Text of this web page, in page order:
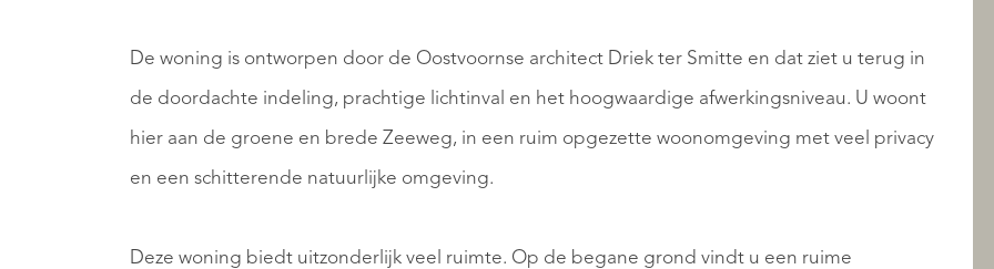
De woning is ontworpen door de Oostvoornse architect Driek ter Smitte en dat ziet u terug in
de doordachte indeling, prachtige lichtinval en het hoogwaardige afwerkingsniveau. U woont
hier aan de groene en brede Zeeweg, in een ruim opgezette woonomgeving met veel privacy
en een schitterende natuurlijke omgeving.
Deze woning biedt uitzonderlijk veel ruimte. Op de begane grond vindt u een ruime
OVER QUALIS